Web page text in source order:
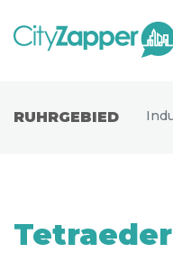
Europa
RUHRGEBIED